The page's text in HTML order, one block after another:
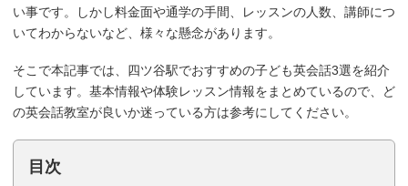
い事です。しかし料金面や通学の手間、レッスンの人数、講師につ
いてわからないなど、様々な懸念があります。
そこで本記事では、四ツ谷駅でおすすめの子ども英会話3選を紹介
しています。基本情報や体験レッスン情報をまとめているので、ど
の英会話教室が良いか迷っている方は参考にしてください。
目次